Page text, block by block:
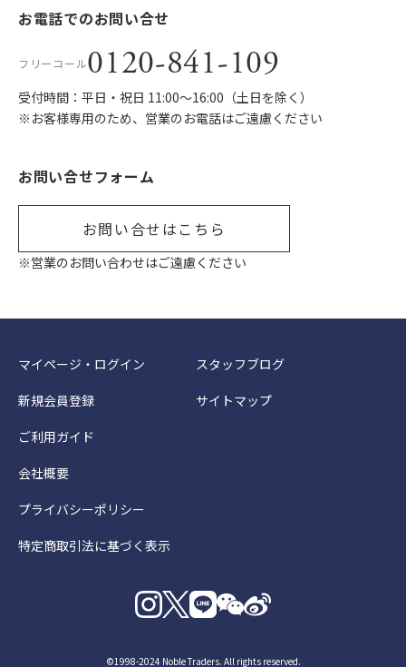
お電話でのお問い合せ
フリーコール0120-841-109
受付時間：平日・祝日 11:00〜16:00（土日を除く）
※お客様専用のため、営業のお電話はご遠慮ください
お問い合せフォーム
お問い合せはこちら
※営業のお問い合わせはご遠慮ください
マイページ・ログイン
新規会員登録
ご利用ガイド
会社概要
プライバシーポリシー
特定商取引法に基づく表示
スタッフブログ
サイトマップ
©1998-2024 Noble Traders. All rights reserved.